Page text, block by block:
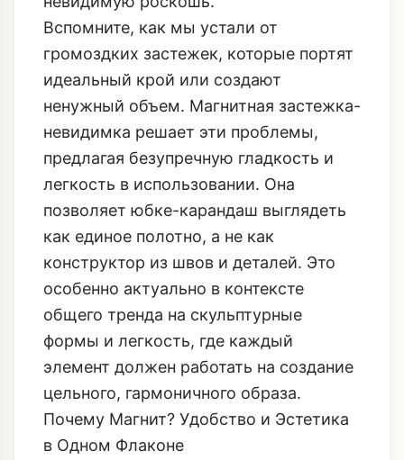
Вспомните, как мы устали от
громоздких застежек, которые портят
идеальный крой или создают
ненужный объем. Магнитная застежка-
невидимка решает эти проблемы,
предлагая безупречную гладкость и
легкость в использовании. Она
позволяет юбке-карандаш выглядеть
как единое полотно, а не как
конструктор из швов и деталей. Это
особенно актуально в контексте
общего тренда на скульптурные
формы и легкость, где каждый
элемент должен работать на создание
цельного, гармоничного образа.
Почему Магнит? Удобство и Эстетика
в Одном Флаконе